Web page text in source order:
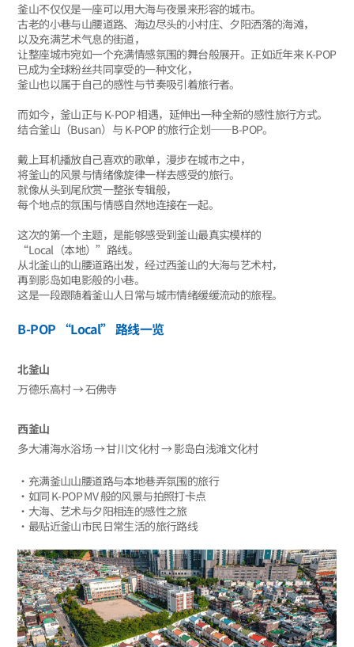
釜山不仅仅是一座可以用大海与夜景来形容的城市。
古老的小巷与山腰道路、海边尽头的小村庄、夕阳洒落的海滩，
以及充满艺术气息的街道，
让整座城市宛如一个充满情感氛围的舞台般展开。正如近年来 K-POP
已成为全球粉丝共同享受的一种文化，
釜山也以属于自己的感性与节奏吸引着旅行者。
而如今，釜山正与 K-POP 相遇，延伸出一种全新的感性旅行方式。
结合釜山（Busan）与 K-POP 的旅行企划——B-POP。
戴上耳机播放自己喜欢的歌单，漫步在城市之中，
将釜山的风景与情绪像旋律一样去感受的旅行。
就像从头到尾欣赏一整张专辑般，
每个地点的氛围与情感自然地连接在一起。
这次的第一个主题，是能够感受到釜山最真实模样的
“Local（本地）”路线。
从北釜山的山腰道路出发，经过西釜山的大海与艺术村，
再到影岛如电影般的小巷。
这是一段跟随着釜山人日常与城市情绪缓缓流动的旅程。
B-POP “Local” 路线一览
北釜山
万德乐高村 → 石佛寺
西釜山
多大浦海水浴场 → 甘川文化村 → 影岛白浅滩文化村
‧充满釜山山腰道路与本地巷弄氛围的旅行
‧如同 K-POP MV 般的风景与拍照打卡点
‧大海、艺术与夕阳相连的感性之旅
‧最贴近釜山市民日常生活的旅行路线